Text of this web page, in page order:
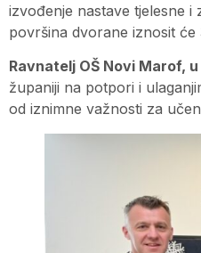
izvođenje nastave tjelesne
površina dvorane iznosit
Ravnatelj OŠ Novi Marof,
županiji na potpori i
od iznimne važnosti za